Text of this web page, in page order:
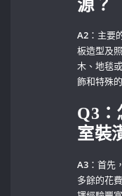
源？
A2 ：主要
板造型及
木、地毯
飾和特殊
Q3：
室裝
A3 ：首先
多餘的花